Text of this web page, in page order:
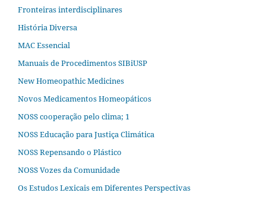
Fronteiras interdisciplinares
História Diversa
MAC Essencial
Manuais de Procedimentos SIBiUSP
New Homeopathic Medicines
Novos Medicamentos Homeopáticos
NOSS cooperação pelo clima; 1
NOSS Educação para Justiça Climática
NOSS Repensando o Plástico
NOSS Vozes da Comunidade
Os Estudos Lexicais em Diferentes Perspectivas